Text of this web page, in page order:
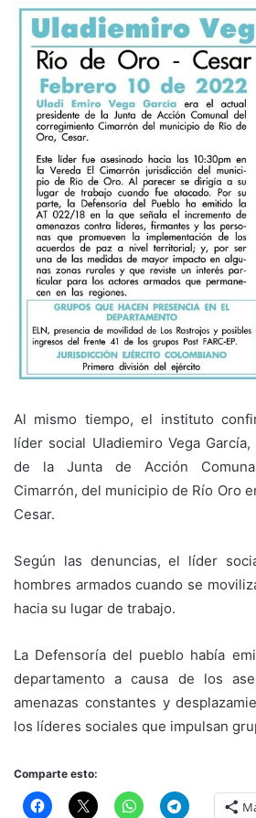
Al mismo tiempo, el instituto
líder social Uladiemiro Vega
de la Junta de Acción
Cimarrón, del municipio de Río Oro
Cesar.
Según las denuncias, el líder
hombres armados cuando se
hacia su lugar de trabajo.
La Defensoría del pueblo había
departamento a causa de los
amenazas constantes y
los líderes sociales que impulsan
Comparte esto: